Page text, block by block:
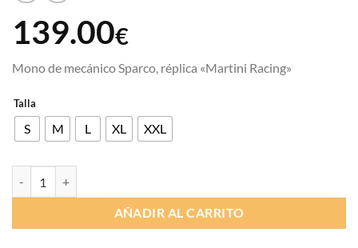
139.00€
Mono de mecánico Sparco, réplica «Martini Racing»
Talla
S M L XL XXL
AÑADIR AL CARRITO